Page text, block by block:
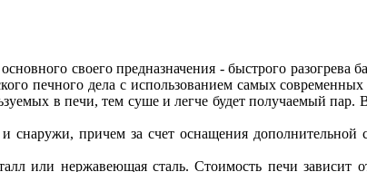
своего предназначения - быстрого разогрева
печного дела с использованием самых современных
в печи, тем суше и легче будет получаемый
причем за счет оснащения дополнительной
или нержавеющая сталь. Стоимость печи зависит